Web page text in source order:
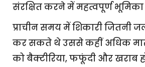
संरक्षित करने में महत्वपूर्ण भूमिका
प्राचीन समय में शिकारी जितनी
कर सकते थे उससे कहीं अधिक मार
को बैक्टीरिया, फफूंदी और खराब